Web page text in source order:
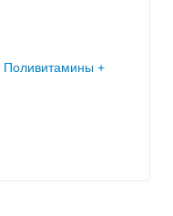
Поливитамины +